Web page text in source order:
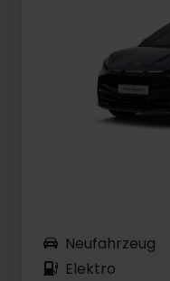
Neufahrzeug
Elektro